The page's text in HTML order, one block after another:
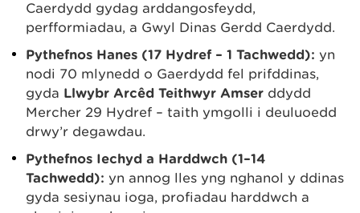
Caerdydd gydag arddangosfeydd,
perfformiadau, a Gŵyl Dinas Gerdd Caerdydd.
Pythefnos Hanes (17 Hydref – 1 Tachwedd): yn
nodi 70 mlynedd o Gaerdydd fel prifddinas,
gyda Llwybr Arcêd Teithwyr Amser ddydd
Mercher 29 Hydref – taith ymgolli i deuluoedd
drwy’r degawdau.
Pythefnos Iechyd a Harddwch (1–14
Tachwedd): yn annog lles yng nghanol y ddinas
gyda sesiynau ioga, profiadau harddwch a